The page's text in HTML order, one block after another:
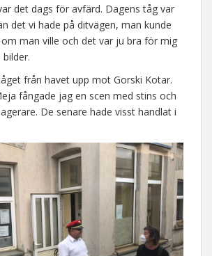
det dags för avfärd. Dagens tåg var
det vi hade på ditvägen, man kunde
man ville och det var ju bra för mig
från havet upp mot Gorski Kotar.
fångade jag en scen med stins och
De senare hade visst handlat i